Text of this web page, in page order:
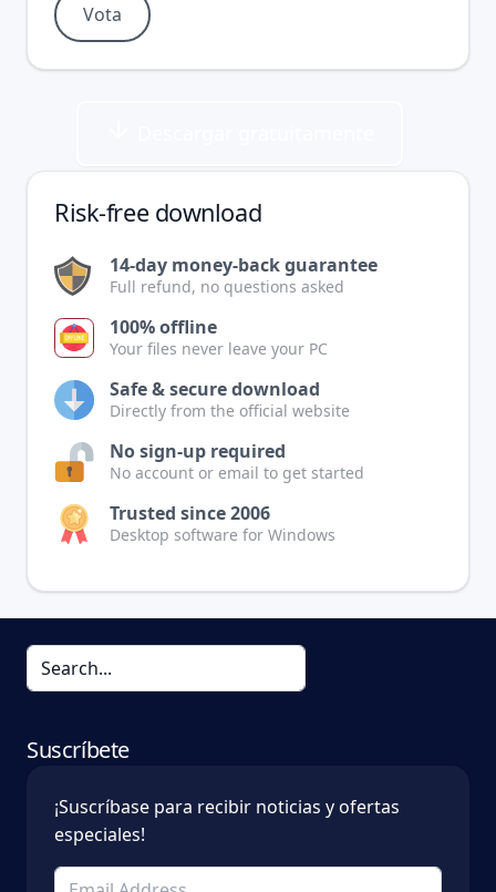
Risk-free download
14-day money-back guarantee
Full refund, no questions asked
100% offline
Your files never leave your PC
Safe & secure download
Directly from the official website
No sign-up required
No account or email to get started
Trusted since 2006
Desktop software for Windows
Suscríbete
¡Suscríbase para recibir noticias y ofertas
especiales!